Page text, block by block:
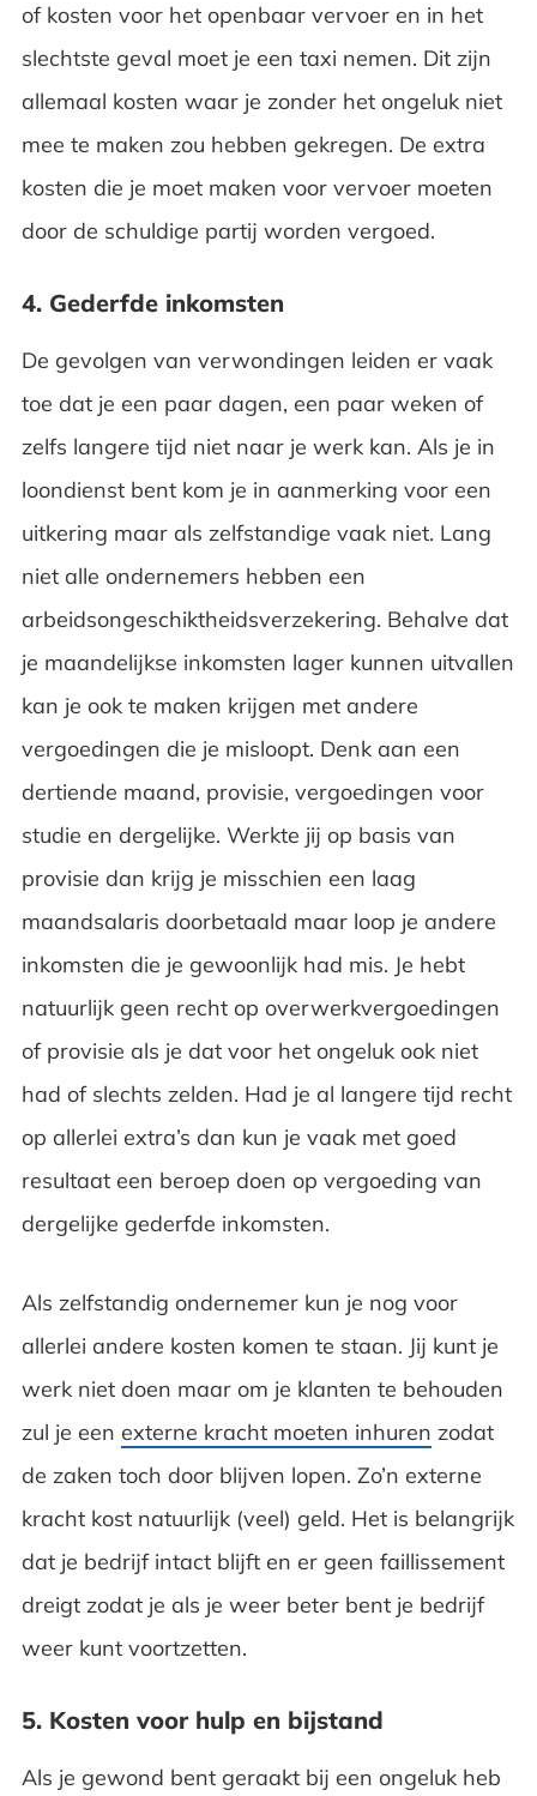
of kosten voor het openbaar vervoer en in het
slechtste geval moet je een taxi nemen. Dit zijn
allemaal kosten waar je zonder het ongeluk niet
mee te maken zou hebben gekregen. De extra
kosten die je moet maken voor vervoer moeten
door de schuldige partij worden vergoed.
4. Gederfde inkomsten
De gevolgen van verwondingen leiden er vaak
toe dat je een paar dagen, een paar weken of
zelfs langere tijd niet naar je werk kan. Als je in
loondienst bent kom je in aanmerking voor een
uitkering maar als zelfstandige vaak niet. Lang
niet alle ondernemers hebben een
arbeidsongeschiktheidsverzekering. Behalve dat
je maandelijkse inkomsten lager kunnen uitvallen
kan je ook te maken krijgen met andere
vergoedingen die je misloopt. Denk aan een
dertiende maand, provisie, vergoedingen voor
studie en dergelijke. Werkte jij op basis van
provisie dan krijg je misschien een laag
maandsalaris doorbetaald maar loop je andere
inkomsten die je gewoonlijk had mis. Je hebt
natuurlijk geen recht op overwerkvergoedingen
of provisie als je dat voor het ongeluk ook niet
had of slechts zelden. Had je al langere tijd recht
op allerlei extra’s dan kun je vaak met goed
resultaat een beroep doen op vergoeding van
dergelijke gederfde inkomsten.
Als zelfstandig ondernemer kun je nog voor
allerlei andere kosten komen te staan. Jij kunt je
werk niet doen maar om je klanten te behouden
zul je een externe kracht moeten inhuren zodat
de zaken toch door blijven lopen. Zo’n externe
kracht kost natuurlijk (veel) geld. Het is belangrijk
dat je bedrijf intact blijft en er geen faillissement
dreigt zodat je als je weer beter bent je bedrijf
weer kunt voortzetten.
5. Kosten voor hulp en bijstand
Als je gewond bent geraakt bij een ongeluk heb